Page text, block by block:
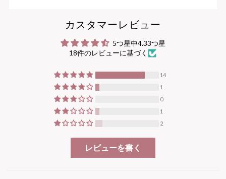
カスタマーレビュー
5つ星中4.33つ星
18件のレビューに基づく
14
1
0
1
2
レビューを書く